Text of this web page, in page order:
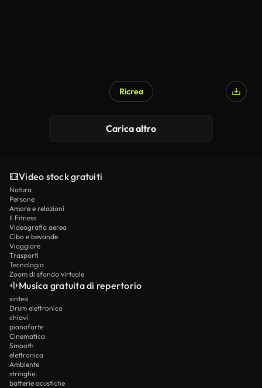
Ricrea
Carica altro
Video stock gratuiti
Natura
Persone
Amore e relazioni
Il Fitness
Videografia aerea
Cibo e bevande
Viaggiare
Trasporti
Tecnologia
Zoom di sfondo virtuale
Musica gratuita di repertorio
sintesi
Drum elettronico
chiavi
pianoforte
Cinematica
Smooth
elettronica
Ambiente
stringhe
batterie acustiche